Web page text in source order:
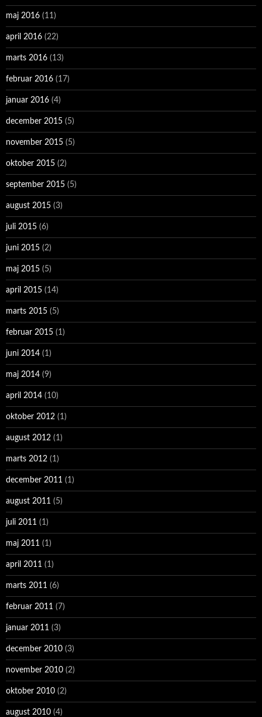
maj 2016 (11)
april 2016 (22)
marts 2016 (13)
februar 2016 (17)
januar 2016 (4)
december 2015 (5)
november 2015 (5)
oktober 2015 (2)
september 2015 (5)
august 2015 (3)
juli 2015 (6)
juni 2015 (2)
maj 2015 (5)
april 2015 (14)
marts 2015 (5)
februar 2015 (1)
juni 2014 (1)
maj 2014 (9)
april 2014 (10)
oktober 2012 (1)
august 2012 (1)
marts 2012 (1)
december 2011 (1)
august 2011 (5)
juli 2011 (1)
maj 2011 (1)
april 2011 (1)
marts 2011 (6)
februar 2011 (7)
januar 2011 (3)
december 2010 (3)
november 2010 (2)
oktober 2010 (2)
august 2010 (4)